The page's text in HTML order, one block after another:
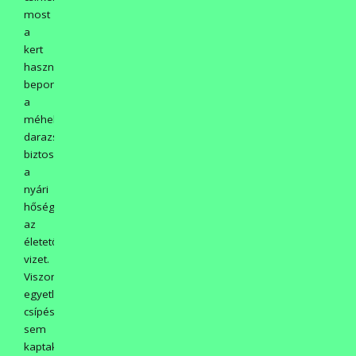
most
a
kert
hasznos
beporzóinak,
a
méheknek,
darazsaknak
biztosította
a
nyári
hőségben
az
életető/hűsítő
vizet.
Viszonzásul
egyetlen
csípést
sem
kaptak!